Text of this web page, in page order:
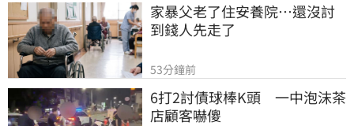
家暴父老了住安養院…還沒討
到錢人先走了
53分鐘前
6打2討債球棒K頭　一中泡沫茶
店顧客嚇傻